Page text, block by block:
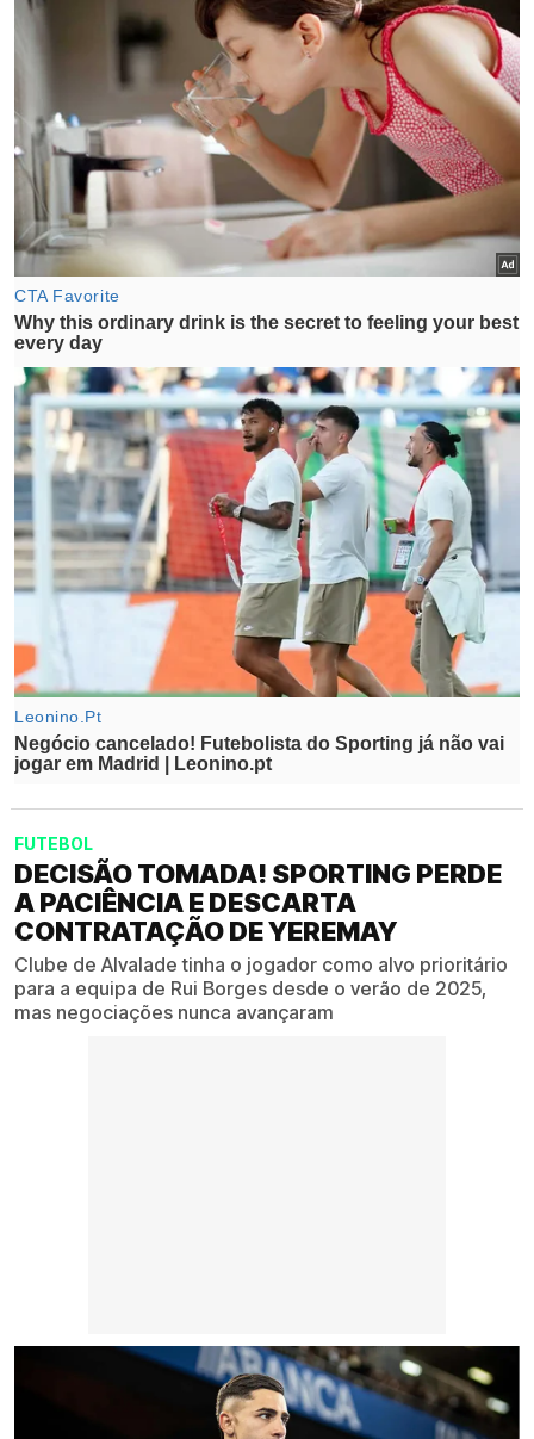
FUTEBOL
DECISÃO TOMADA! SPORTING PERDE
A PACIÊNCIA E DESCARTA
CONTRATAÇÃO DE YEREMAY
Clube de Alvalade tinha o jogador como alvo prioritário
para a equipa de Rui Borges desde o verão de 2025,
mas negociações nunca avançaram